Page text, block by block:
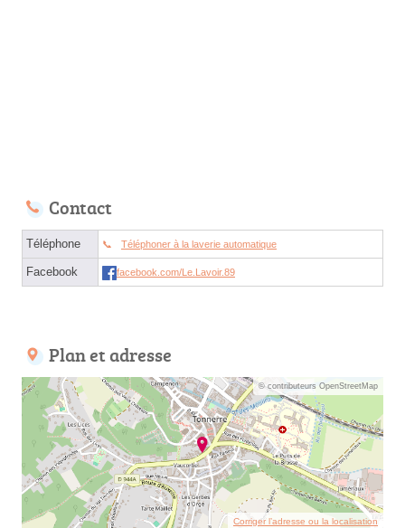
Contact
Téléphone Téléphoner à la laverie automatique
Facebook facebook.com/Le.Lavoir.89
Plan et adresse
© contributeurs OpenStreetMap
Corriger l’adresse ou la localisation